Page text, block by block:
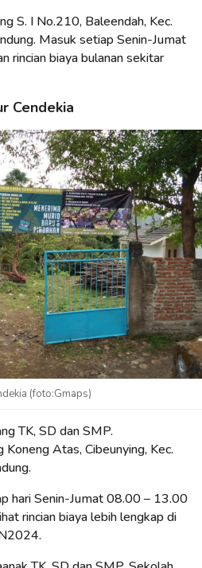
S. I No.210, Baleendah, Kec.
Masuk setiap Senin-Jumat
biaya bulanan sekitar
Cendekia
(foto:Gmaps)
TK, SD dan SMP.
Atas, Cibeunying, Kec.
hari Senin-Jumat 08.00 – 13.00
rincian biaya lebih lengkap di